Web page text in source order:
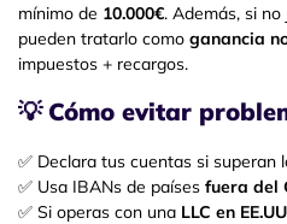
mínimo de 10.000€. Además, si
pueden tratarlo como ganancia
impuestos + recargos.
💡 Cómo evitar
✅ Declara tus cuentas si superan
✅ Usa IBANs de países fuera del
✅ Si operas con una LLC en